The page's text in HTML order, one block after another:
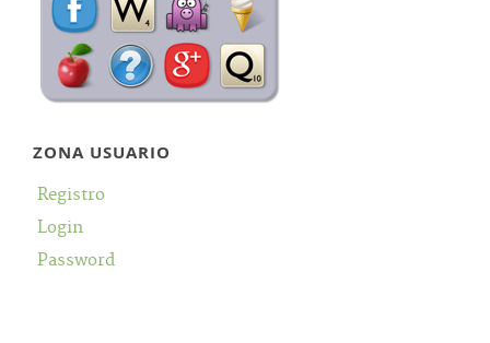
ZONA USUARIO
Registro
Login
Password